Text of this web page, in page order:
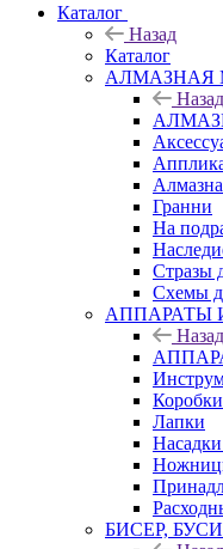
Каталог
Назад
Каталог
АЛМАЗНАЯ
Назад
Гранни
На
Стразы
Схемы
АППАРАТЫ
Назад
Лапки
БИСЕР,